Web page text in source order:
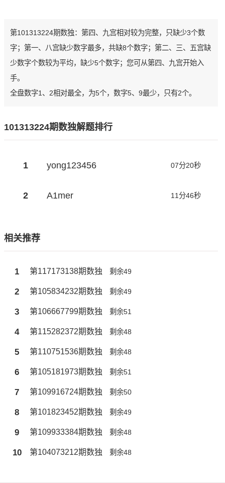
第101313224期数独：第四、九宫相对较为完整，只缺少3个数
字；第一、八宫缺少数字最多，共缺8个数字；第二、三、五宫缺
少数字个数较为平均，缺少5个数字；您可从第四、九宫开始入
手。
全盘数字1、2相对最全，为5个，数字5、9最少，只有2个。
101313224期数独解题排行
1 yong123456 07分20秒
2 A1mer 11分46秒
相关推荐
1 第117173138期数独 剩余49
2 第105834232期数独 剩余49
3 第106667799期数独 剩余51
4 第115282372期数独 剩余48
5 第110751536期数独 剩余48
6 第105181973期数独 剩余51
7 第109916724期数独 剩余50
8 第101823452期数独 剩余49
9 第109933384期数独 剩余48
10 第104073212期数独 剩余48